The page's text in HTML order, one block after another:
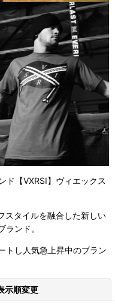
ド【VXRSI】ヴィエックス
スタイルを融合した新しい
ランド。
トし人気急上昇中のブラン
示順変更